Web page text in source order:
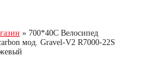
» 700*40C Велосипед
мод. Gravel-V2 R7000-22S